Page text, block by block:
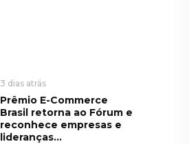
3 dias atrás
Prêmio E-Commerce
Brasil retorna ao Fórum e
reconhece empresas e
lideranças...